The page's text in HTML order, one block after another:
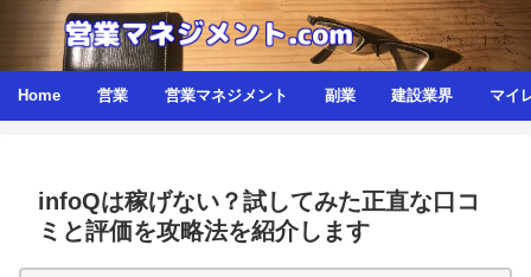
Home 営業 営業マネジメント 副業 建設業界 マイ
infoQは稼げない？試してみた正直な口コ
ミと評価を攻略法を紹介します